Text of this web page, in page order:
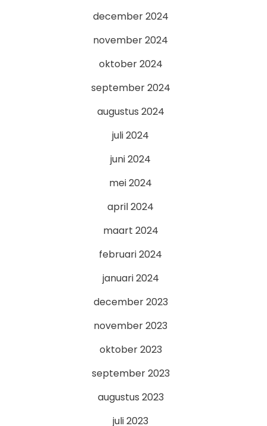
december 2024
november 2024
oktober 2024
september 2024
augustus 2024
juli 2024
juni 2024
mei 2024
april 2024
maart 2024
februari 2024
januari 2024
december 2023
november 2023
oktober 2023
september 2023
augustus 2023
juli 2023